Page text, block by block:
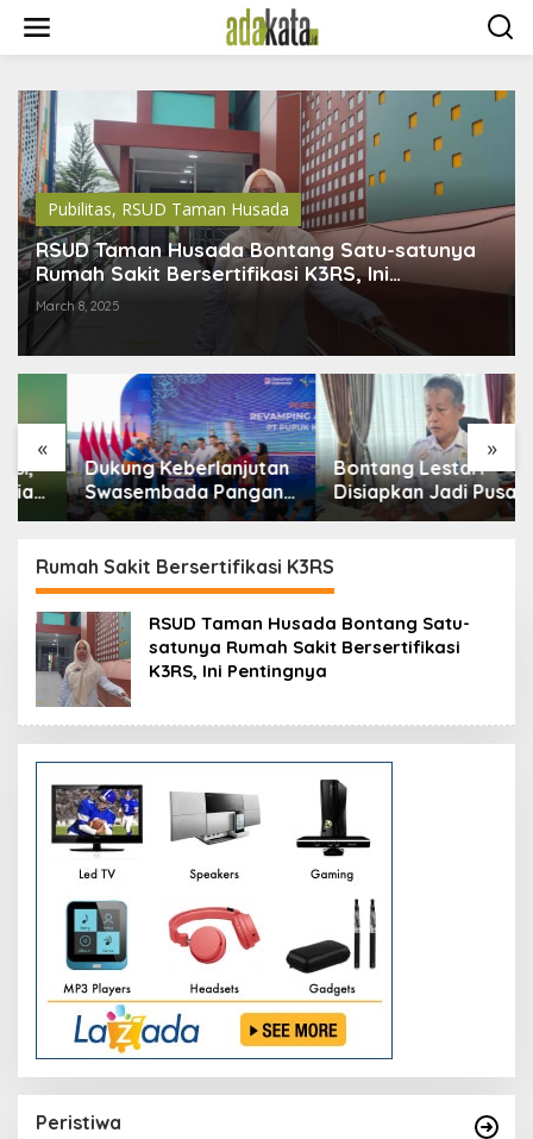
i
Pubilitas, RSUD Taman Husada
RSUD Taman Husada Bontang Satu-satunya
Rumah Sakit Bersertifikasi K3RS, Ini
Pentingnya
March 8, 2025
« »
Dukung Keberlanjutan
Swasembada Pangan,
Pupuk Indonesia
Pabrik Tertua Pupuk
Kaltim
Bontang Lestari
Disiapkan Jadi Pusat
Industri Baru, 18
Resmi Dipetakan
Rumah Sakit Bersertifikasi K3RS
RSUD Taman Husada Bontang Satu-
satunya Rumah Sakit Bersertifikasi
K3RS, Ini Pentingnya
Peristiwa